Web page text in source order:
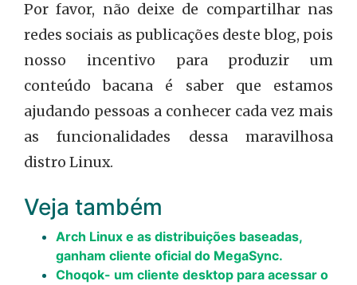
Por favor, não deixe de compartilhar nas
redes sociais as publicações deste blog, pois
nosso incentivo para produzir um
conteúdo bacana é saber que estamos
ajudando pessoas a conhecer cada vez mais
as funcionalidades dessa maravilhosa
distro Linux.
Veja também
Arch Linux e as distribuições baseadas,
ganham cliente oficial do MegaSync.
Choqok- um cliente desktop para acessar o